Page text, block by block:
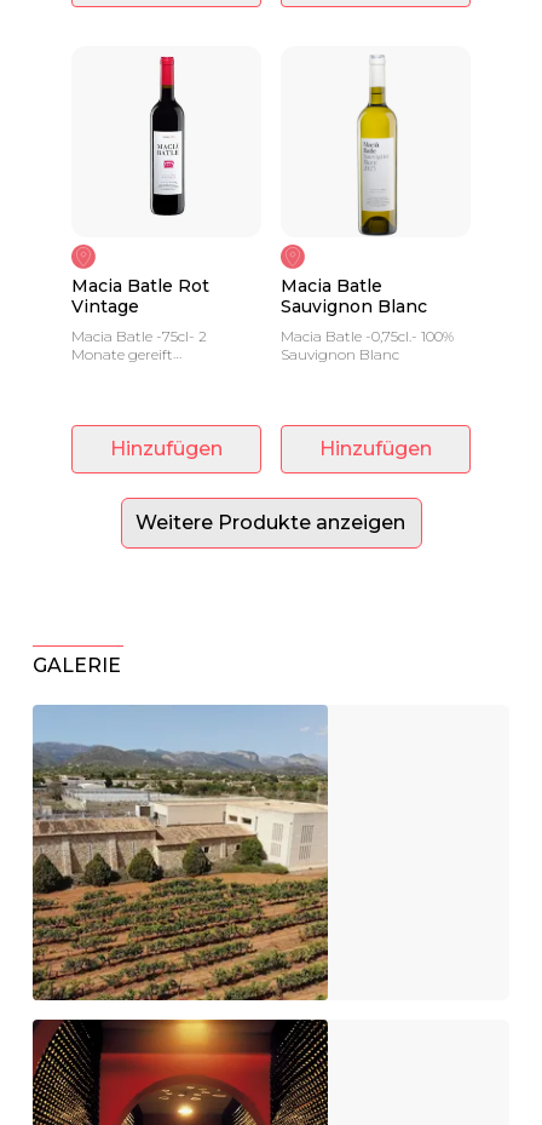
Macia Batle Rot
Vintage
Macia Batle -75cl- 2
Monate gereift
Hinzufügen
Macia Batle
Sauvignon Blanc
Macia Batle -0,75cl.- 100%
Sauvignon Blanc
Hinzufügen
Weitere Produkte anzeigen
GALERIE